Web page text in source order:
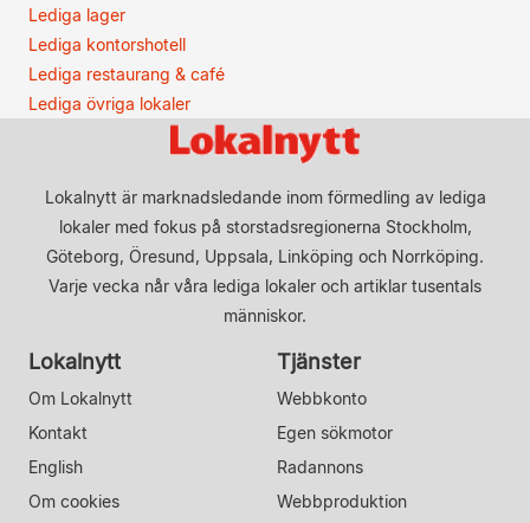
Lediga lager
Lediga kontorshotell
Lediga restaurang & café
Lediga övriga lokaler
Lokalnytt är marknadsledande inom förmedling av lediga
lokaler med fokus på storstadsregionerna Stockholm,
Göteborg, Öresund, Uppsala, Linköping och Norrköping.
Varje vecka når våra lediga lokaler och artiklar tusentals
människor.
Lokalnytt
Om Lokalnytt
Kontakt
English
Om cookies
Tjänster
Webbkonto
Egen sökmotor
Radannons
Webbproduktion